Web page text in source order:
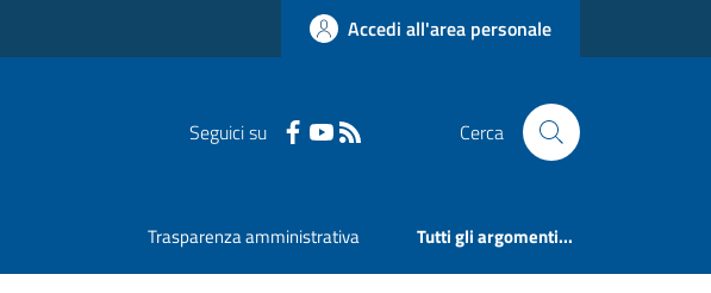
Accedi all'area personale
Seguici su Cerca
Trasparenza amministrativa Tutti gli argomenti...